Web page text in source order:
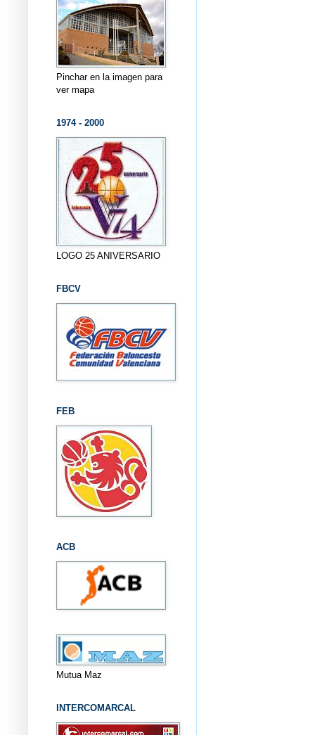
Pinchar en la imagen para
ver mapa
1974 - 2000
LOGO 25 ANIVERSARIO
FBCV
FEB
ACB
Mutua Maz
INTERCOMARCAL